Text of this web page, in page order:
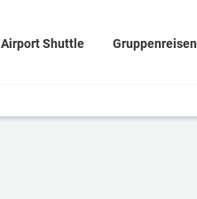
Airport Shuttle Gruppenreisen